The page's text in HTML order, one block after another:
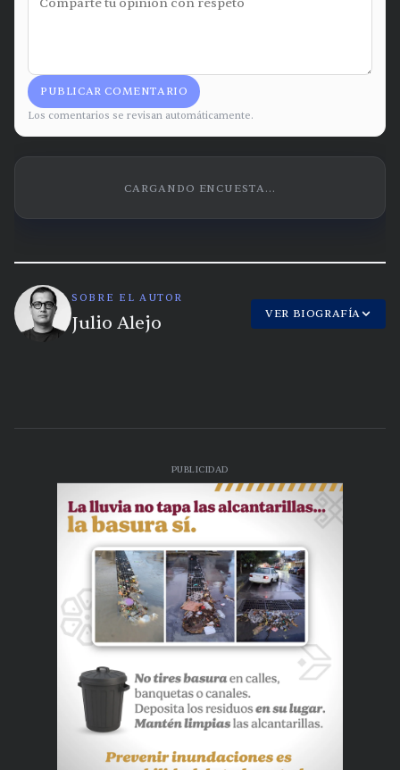
PUBLICAR COMENTARIO
Los comentarios se revisan automáticamente.
CARGANDO ENCUESTA...
SOBRE EL AUTOR
Julio Alejo VER BIOGRAFÍA
PUBLICIDAD